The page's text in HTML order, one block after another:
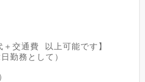
＋交通費 以上可能です】
勤務として）